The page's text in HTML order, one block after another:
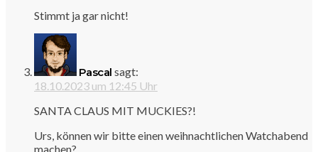
Stimmt ja gar nicht!
Pascal sagt:
18.10.2023 um 12:45 Uhr
SANTA CLAUS MIT MUCKIES?!
Urs, können wir bitte einen weihnachtlichen Watchabend
machen?